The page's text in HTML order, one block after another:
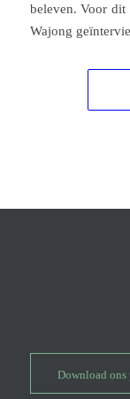
beleven. Voor dit
Wajong
Download ons